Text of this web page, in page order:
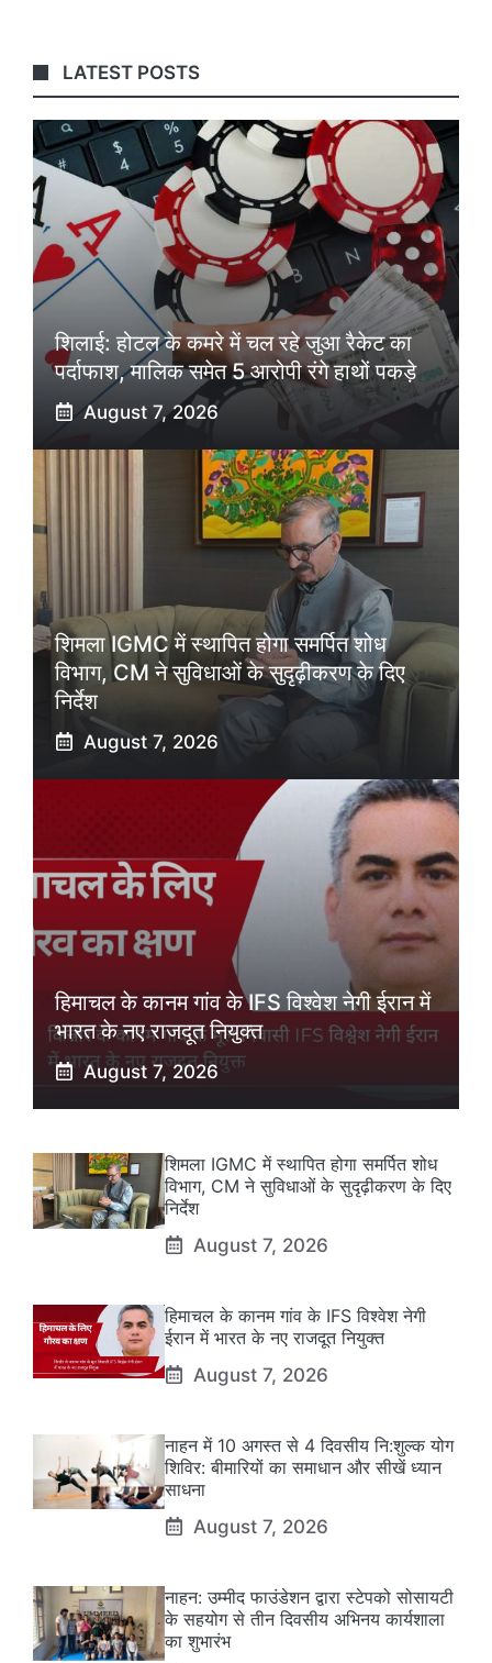
LATEST POSTS
शिलाई: होटल के कमरे में चल रहे जुआ रैकेट का
पर्दाफाश, मालिक समेत 5 आरोपी रंगे हाथों पकड़े
August 7, 2026
शिमला IGMC में स्थापित होगा समर्पित शोध
विभाग, CM ने सुविधाओं के सुदृढ़ीकरण के दिए
निर्देश
August 7, 2026
हिमाचल के कानम गांव के IFS विश्वेश नेगी ईरान में
भारत के नए राजदूत नियुक्त
August 7, 2026
शिमला IGMC में स्थापित होगा समर्पित शोध
विभाग, CM ने सुविधाओं के सुदृढ़ीकरण के दिए
निर्देश
August 7, 2026
हिमाचल के कानम गांव के IFS विश्वेश नेगी
ईरान में भारत के नए राजदूत नियुक्त
August 7, 2026
नाहन में 10 अगस्त से 4 दिवसीय नि:शुल्क योग
शिविर: बीमारियों का समाधान और सीखें ध्यान
साधना
August 7, 2026
नाहन: उम्मीद फाउंडेशन द्वारा स्टेपको सोसायटी
के सहयोग से तीन दिवसीय अभिनय कार्यशाला
का शुभारंभ